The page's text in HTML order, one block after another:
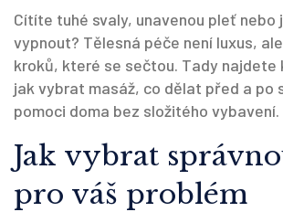
Cítíte tuhé svaly, unavenou pleť nebo
vypnout? Tělesná péče není luxus,
kroků, které se sečtou. Tady najdete
jak vybrat masáž, co dělat před a po
pomoci doma bez složitého vybavení.
Jak vybrat
pro váš problém